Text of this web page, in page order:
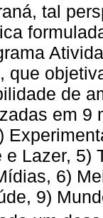
tal
que
de
em 9
e Lazer, 5)
6)
9)